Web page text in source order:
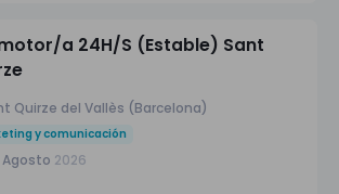
a 24H/S (Estable) Sant
Quirze del Vallès (Barcelona)
y comunicación
Agosto 2026